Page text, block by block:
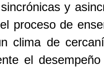
y
proceso de
clima de
el